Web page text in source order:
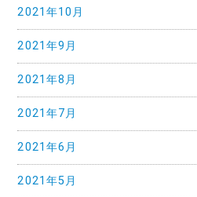
2021年10月
2021年9月
2021年8月
2021年7月
2021年6月
2021年5月